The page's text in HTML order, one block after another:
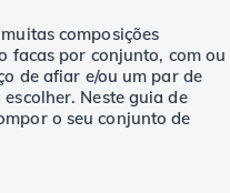
composições
facas por conjunto, com ou
de afiar e/ou um par de
Neste guia de
o seu conjunto de